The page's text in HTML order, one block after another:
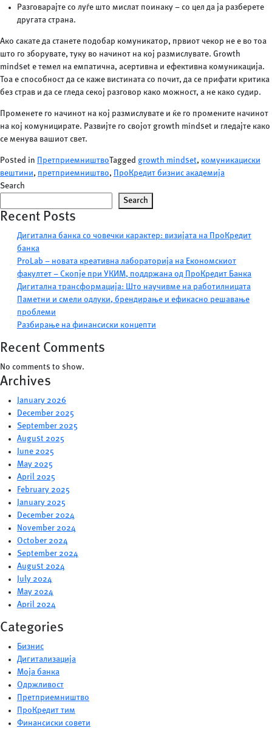
Разговарајте со луѓе што мислат поинаку – со цел да ја разберете
другата страна.
Ако сакате да станете подобар комуникатор, првиот чекор не е во тоа
што го зборувате, туку во начинот на кој размислувате. Growth
mindset е темел на емпатична, асертивна и ефективна комуникација.
Тоа е способност да се каже вистината со почит, да се прифати критика
без страв и да се гледа секој разговор како можност, а не како судир.
Променете го начинот на кој размислувате и ќе го промените начинот
на кој комуницирате. Развијте го својот growth mindset и гледајте како
се менува вашиот свет.
Posted in ПретприемништвоTagged growth mindset, комуникациски
вештини, претприемништво, ПроКредит бизнис академија
Search
Search
Recent Posts
Дигитална банка со човечки карактер: визијата на ПроКредит
банка
ProLab – новата креативна лабораторија на Економскиот
факултет – Скопје при УКИМ, поддржана од ПроКредит Банка
Дигитална трансформација: Што научивме на работилницата
Паметни и смели одлуки, брендирање и ефикасно решавање
проблеми
Разбирање на финансиски концепти
Recent Comments
No comments to show.
Archives
January 2026
December 2025
September 2025
August 2025
June 2025
May 2025
April 2025
February 2025
January 2025
December 2024
November 2024
October 2024
September 2024
August 2024
July 2024
May 2024
April 2024
Categories
Бизнис
Дигитализација
Моја банка
Одржливост
Претприемништво
ПроКредит тим
Финансиски совети